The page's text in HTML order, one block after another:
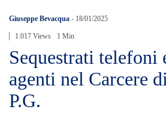
Giuseppe Bevacqua - 18/01/2025
1.017 Views 1 Min
Sequestrati telefoni
agenti nel Carcere
P.G.